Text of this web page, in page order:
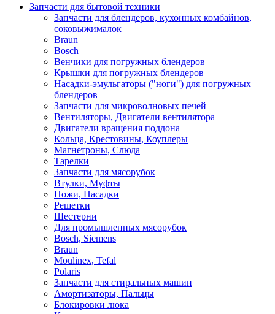
Запчасти для бытовой техники
Запчасти для блендеров, кухонных комбайнов,
соковыжималок
Braun
Bosch
Венчики для погружных блендеров
Крышки для погружных блендеров
Насадки-эмульгаторы ("ноги") для погружных
блендеров
Запчасти для микроволновых печей
Вентиляторы, Двигатели вентилятора
Двигатели вращения поддона
Кольца, Крестовины, Коуплеры
Магнетроны, Слюда
Тарелки
Запчасти для мясорубок
Втулки, Муфты
Ножи, Насадки
Решетки
Шестерни
Для промышленных мясорубок
Bosch, Siemens
Braun
Moulinex, Tefal
Polaris
Запчасти для стиральных машин
Амортизаторы, Пальцы
Блокировки люка